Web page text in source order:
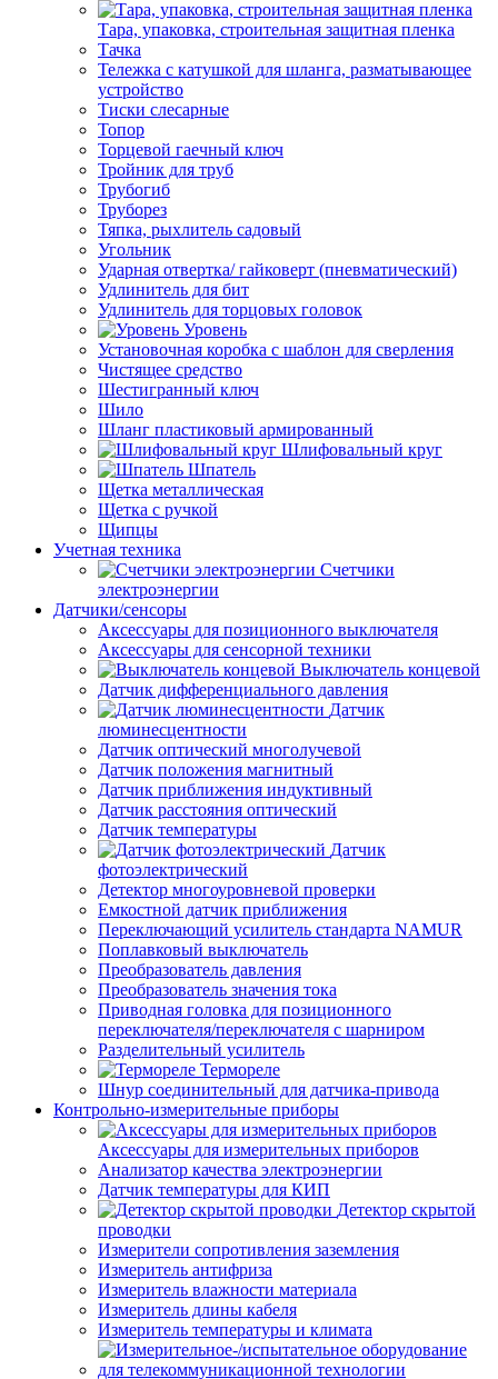
Тара, упаковка, строительная защитная пленка
Тачка
Тележка с катушкой для шланга, разматывающее
устройство
Тиски слесарные
Топор
Торцевой гаечный ключ
Тройник для труб
Трубогиб
Труборез
Тяпка, рыхлитель садовый
Угольник
Ударная отвертка/ гайковерт (пневматический)
Удлинитель для бит
Удлинитель для торцовых головок
Уровень
Установочная коробка с шаблон для сверления
Чистящее средство
Шестигранный ключ
Шило
Шланг пластиковый армированный
Шлифовальный круг
Шпатель
Щетка металлическая
Щетка с ручкой
Щипцы
Учетная техника
Счетчики
электроэнергии
Датчики/сенсоры
Аксессуары для позиционного выключателя
Аксессуары для сенсорной техники
Выключатель концевой
Датчик дифференциального давления
Датчик
люминесцентности
Датчик оптический многолучевой
Датчик положения магнитный
Датчик приближения индуктивный
Датчик расстояния оптический
Датчик температуры
Датчик
фотоэлектрический
Детектор многоуровневой проверки
Емкостной датчик приближения
Переключающий усилитель стандарта NAMUR
Поплавковый выключатель
Преобразователь давления
Преобразователь значения тока
Приводная головка для позиционного
переключателя/переключателя с шарниром
Разделительный усилитель
Термореле
Шнур соединительный для датчика-привода
Контрольно-измерительные приборы
Аксессуары для измерительных приборов
Анализатор качества электроэнергии
Датчик температуры для КИП
Детектор скрытой
проводки
Измерители сопротивления заземления
Измеритель антифриза
Измеритель влажности материала
Измеритель длины кабеля
Измеритель температуры и климата